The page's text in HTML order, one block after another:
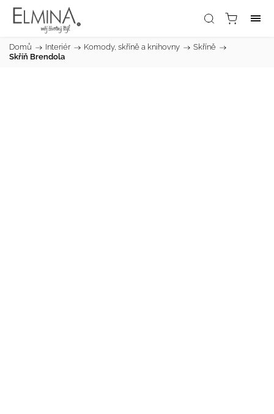
Domů / Interiér / Komody, skříně a knihovny / Skříně /
Skříň Brendola